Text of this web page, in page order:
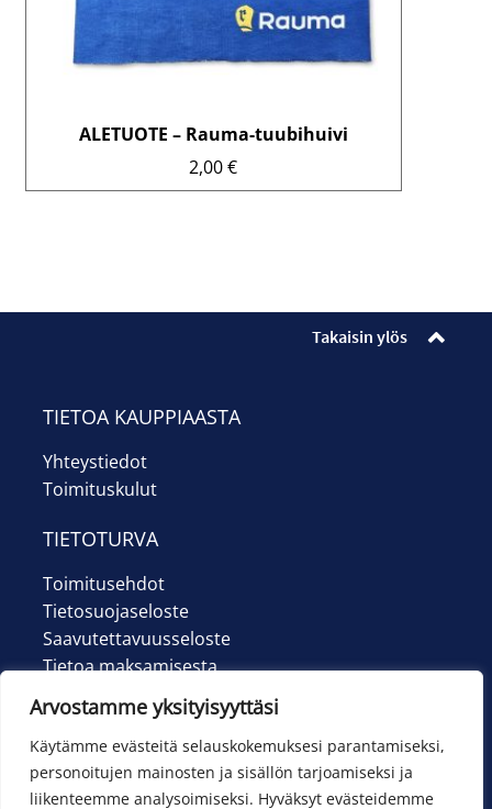
Arvostamme yksityisyyttäsi
Käytämme evästeitä selauskokemuksesi parantamiseksi,
personoitujen mainosten ja sisällön tarjoamiseksi ja
liikenteemme analysoimiseksi. Hyväksyt evästeidemme
ALETUOTE – Rauma-tuubihuivi
2,00€
Takaisin ylös
TIETOA KAUPPIAASTA
Yhteystiedot
Toimituskulut
TIETOTURVA
Toimitusehdot
Tietosuojaseloste
Saavutettavuusseloste
Tietoa maksamisesta